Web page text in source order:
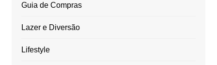
Guia de Compras
Lazer e Diversão
Lifestyle